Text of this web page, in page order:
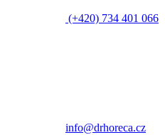
(+420) 734 401 066
info@drhoreca.cz